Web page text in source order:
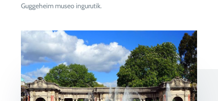
Guggeheim museo ingurutik.